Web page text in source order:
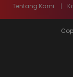
Tentang Kami